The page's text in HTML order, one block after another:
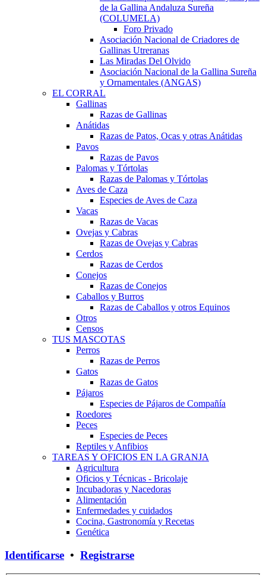
de la Gallina Andaluza Sureña
(COLUMELA)
Foro Privado
Asociación Nacional de Criadores de
Gallinas Utreranas
Las Miradas Del Olvido
Asociación Nacional de la Gallina Sureña
y Ornamentales (ANGAS)
EL CORRAL
Gallinas
Razas de Gallinas
Anátidas
Razas de Patos, Ocas y otras Anátidas
Pavos
Razas de Pavos
Palomas y Tórtolas
Razas de Palomas y Tórtolas
Aves de Caza
Especies de Aves de Caza
Vacas
Razas de Vacas
Ovejas y Cabras
Razas de Ovejas y Cabras
Cerdos
Razas de Cerdos
Conejos
Razas de Conejos
Caballos y Burros
Razas de Caballos y otros Equinos
Otros
Censos
TUS MASCOTAS
Perros
Razas de Perros
Gatos
Razas de Gatos
Pájaros
Especies de Pájaros de Compañía
Roedores
Peces
Especies de Peces
Reptiles y Anfibios
TAREAS Y OFICIOS EN LA GRANJA
Agricultura
Oficios y Técnicas - Bricolaje
Incubadoras y Nacedoras
Alimentación
Enfermedades y cuidados
Cocina, Gastronomía y Recetas
Genética
Identificarse • Registrarse